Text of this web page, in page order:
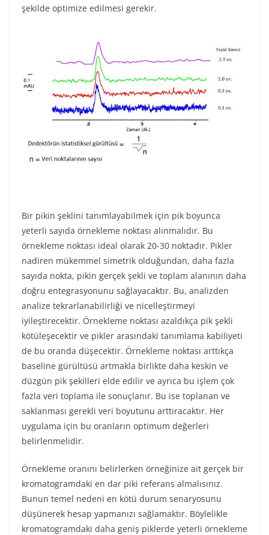
şekilde optimize edilmesi gerekir.
Bir pikin şeklini tanımlayabilmek için pik boyunca
yeterli sayıda örnekleme noktası alınmalıdır. Bu
örnekleme noktası ideal olarak 20-30 noktadır. Pikler
nadiren mükemmel simetrik olduğundan, daha fazla
sayıda nokta, pikin gerçek şekli ve toplam alanının daha
doğru entegrasyonunu sağlayacaktır. Bu, analizden
analize tekrarlanabilirliği ve nicelleştirmeyi
iyileştirecektir. Örnekleme noktası azaldıkça pik şekli
kötüleşecektir ve pikler arasındaki tanımlama kabiliyeti
de bu oranda düşecektir. Örnekleme noktası arttıkça
baseline gürültüsü artmakla birlikte daha keskin ve
düzgün pik şekilleri elde edilir ve ayrıca bu işlem çok
fazla veri toplama ile sonuçlanır. Bu ise toplanan ve
saklanması gerekli veri boyutunu arttıracaktır. Her
uygulama için bu oranların optimum değerleri
belirlenmelidir.
Örnekleme oranını belirlerken örneğinize ait gerçek bir
kromatogramdaki en dar piki referans almalısınız.
Bunun temel nedeni en kötü durum senaryosunu
düşünerek hesap yapmanızı sağlamaktır. Böylelikle
kromatogramdaki daha geniş piklerde yeterli örnekleme